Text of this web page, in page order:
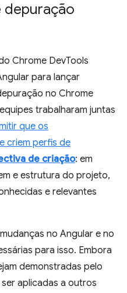
depuração
Chrome DevTools
para lançar
no Chrome
trabalharam juntas
que os
criem perfis de
de criação: em
e estrutura do projeto,
e relevantes
no Angular e no
para isso. Embora
demonstradas pelo
aplicadas a outros